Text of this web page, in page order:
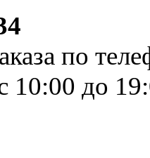
по
10:00 до